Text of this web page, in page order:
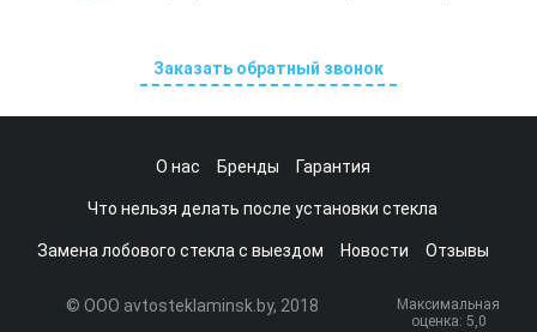
Заказать обратный звонок
О нас Бренды Гарантия
Что нельзя делать после установки стекла
Замена лобового стекла с выездом Новости Отзывы
© ООО avtosteklaminsk.by, 2018
Максимальная
оценка: 5,0